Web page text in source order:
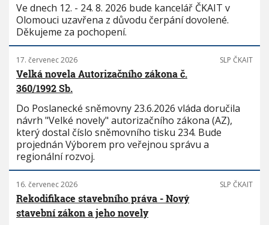
Ve dnech 12. - 24. 8. 2026 bude kancelář ČKAIT v
Olomouci uzavřena z důvodu čerpání dovolené.
Děkujeme za pochopení.
17. červenec 2026 SLP ČKAIT
Velká novela Autorizačního zákona č.
360/1992 Sb.
Do Poslanecké sněmovny 23.6.2026 vláda doručila
návrh "Velké novely" autorizačního zákona (AZ),
který dostal číslo sněmovního tisku 234. Bude
projednán Výborem pro veřejnou správu a
regionální rozvoj.
16. červenec 2026 SLP ČKAIT
Rekodifikace stavebního práva - Nový
stavební zákon a jeho novely